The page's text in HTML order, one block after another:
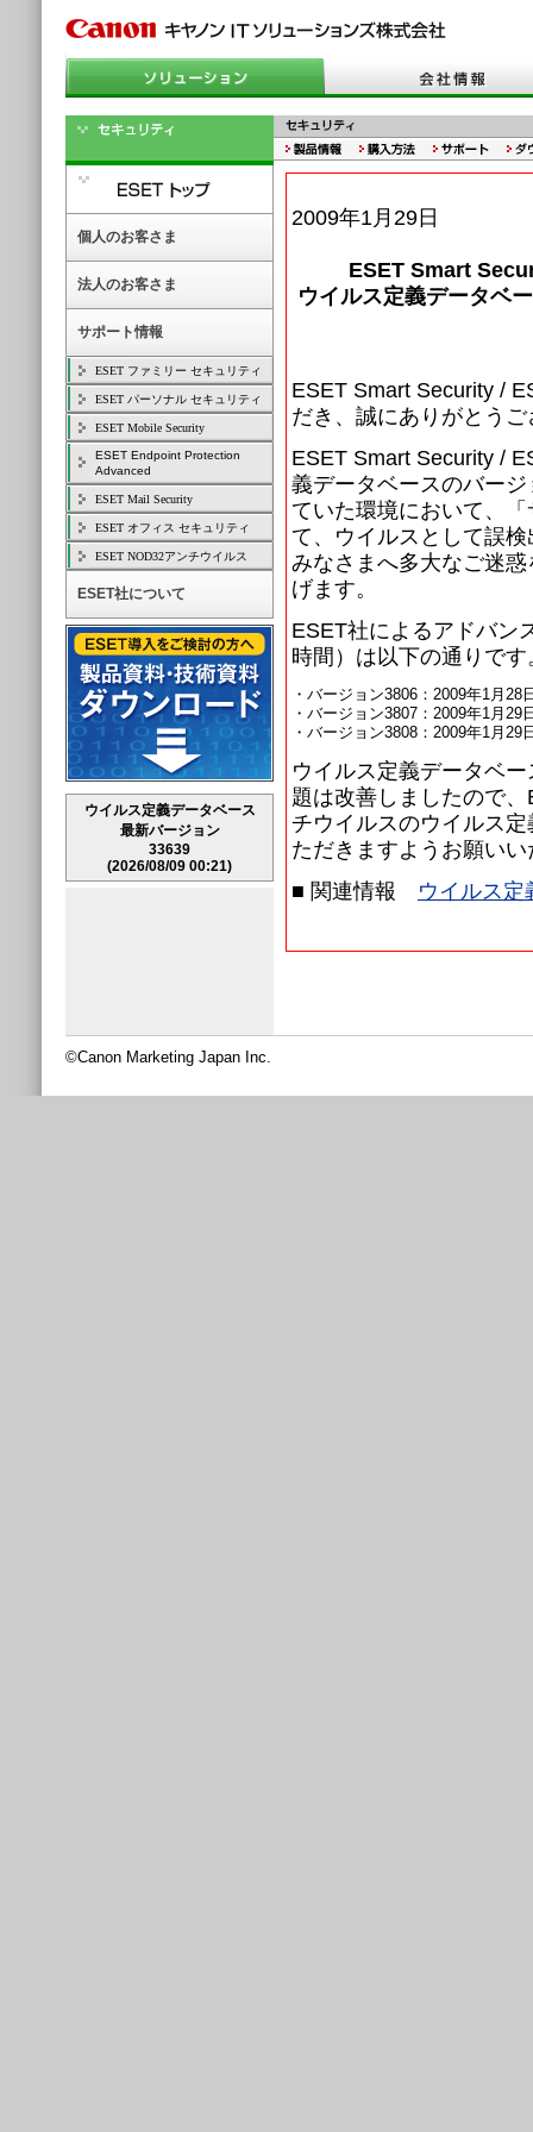
個人のお客さま
法人のお客さま
サポート情報
ESET ファミリー セキュリティ
ESET パーソナル セキュリティ
ESET Mobile Security
ESET Endpoint Protection
Advanced
ESET Mail Security
ESET オフィス セキュリティ
ESET NOD32アンチウイルス
ESET社について
ウイルス定義データベース
最新バージョン
33639
(2026/08/09 00:21)
2009年1月29日
ESET Smart
ウイルス定義データベ
ESET Smart Security /
だき、誠にありがとう
ESET Smart Security /
義データベースのバー
ていた環境において、
て、ウイルスとして誤
みなさまへ多大なご迷
げます。
ESET社によるアドバン
時間）は以下の通りです
・バージョン3806 ： 2009年1月28
・バージョン3807 ： 2009年1月29
・バージョン3808 ： 2009年1月29
ウイルス定義データベ
題は改善しましたので
チウイルスのウイルス
ただきますようお願い
■ 関連情報 ウイルス定
©Canon Marketing Japan Inc.